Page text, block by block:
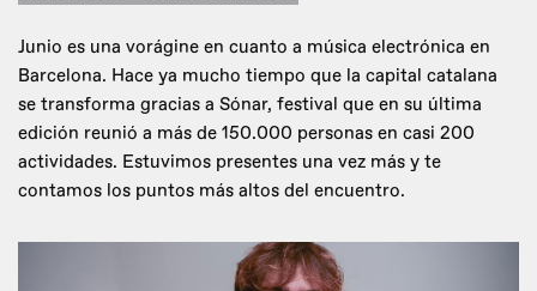
Junio es una vorágine en cuanto a música electrónica en
Barcelona. Hace ya mucho tiempo que la capital catalana
se transforma gracias a Sónar, festival que en su última
edición reunió a más de 150.000 personas en casi 200
actividades. Estuvimos presentes una vez más y te
contamos los puntos más altos del encuentro.